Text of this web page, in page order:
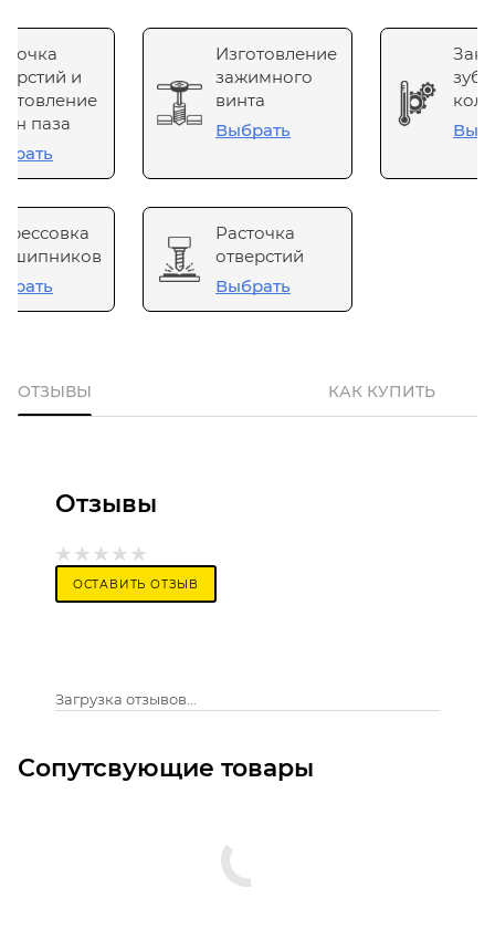
и
паза
Изготовление
зажимного
винта
Выбрать
Расточка
отверстий
Выбрать
ОТЗЫВЫ КАК КУПИТЬ
Отзывы
ОСТАВИТЬ ОТЗЫВ
Загрузка отзывов...
Сопутсвующие товары